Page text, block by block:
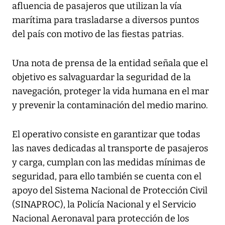
afluencia de pasajeros que utilizan la vía
marítima para trasladarse a diversos puntos
del país con motivo de las fiestas patrias.
Una nota de prensa de la entidad señala que el
objetivo es salvaguardar la seguridad de la
navegación, proteger la vida humana en el mar
y prevenir la contaminación del medio marino.
El operativo consiste en garantizar que todas
las naves dedicadas al transporte de pasajeros
y carga, cumplan con las medidas mínimas de
seguridad, para ello también se cuenta con el
apoyo del Sistema Nacional de Protección Civil
(SINAPROC), la Policía Nacional y el Servicio
Nacional Aeronaval para protección de los